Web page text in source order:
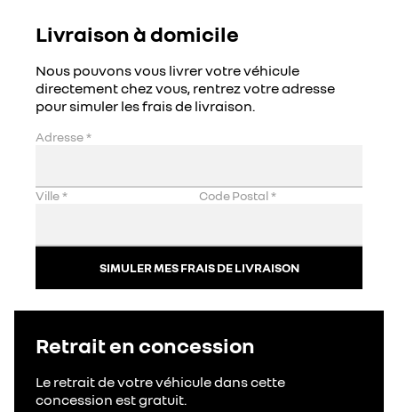
Livraison à domicile
Nous pouvons vous livrer votre véhicule
directement chez vous, rentrez votre adresse
pour simuler les frais de livraison.
Adresse*
Ville* Code Postal*
SIMULER MES FRAIS DE LIVRAISON
Retrait en concession
Le retrait de votre véhicule dans cette
concession est gratuit.